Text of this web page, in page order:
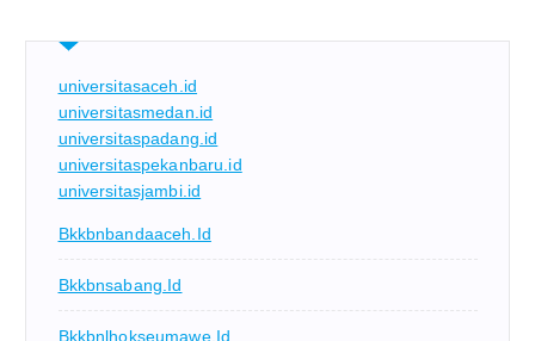
universitasaceh.id
universitasmedan.id
universitaspadang.id
universitaspekanbaru.id
universitasjambi.id
Bkkbnbandaaceh.id
Bkkbnsabang.id
Bkkbnlhokseumawe.id